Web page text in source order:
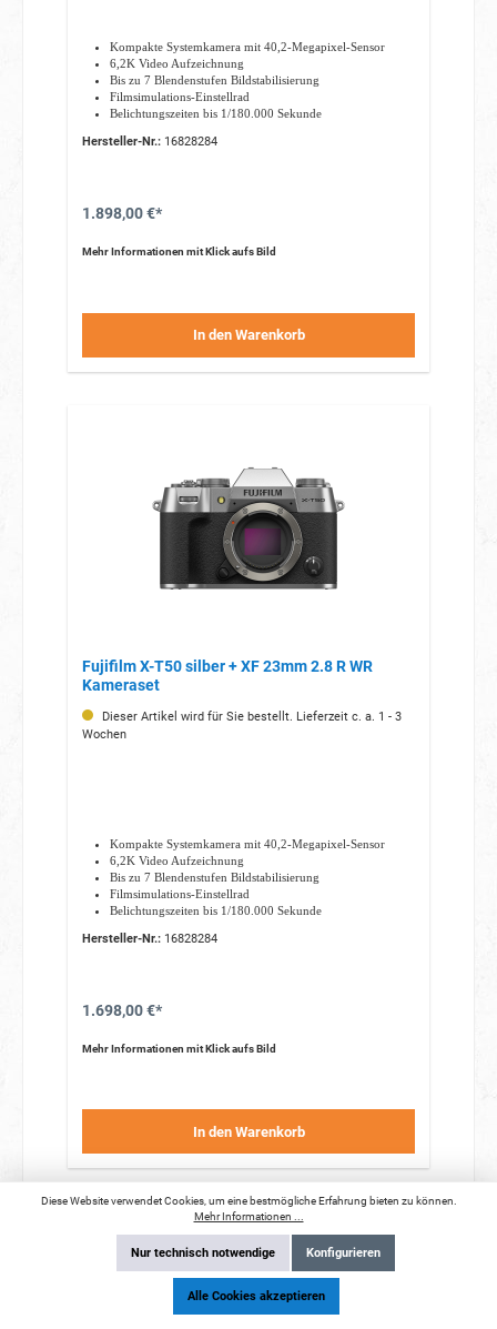
Kompakte Systemkamera mit 40,2-Megapixel-Sensor
6,2K Video Aufzeichnung
Bis zu 7 Blendenstufen Bildstabilisierung
Filmsimulations-Einstellrad
Belichtungszeiten bis 1/180.000 Sekunde
Mio.Bildpunkten
Hersteller-Nr.:16828284
1.898,00 €*
Mehr Informationen mit Klick aufs Bild
In den Warenkorb
Fujifilm X-T50 silber + XF 23mm 2.8 R WR
Kameraset
Dieser Artikel wird für Sie bestellt. Lieferzeit c. a. 1 - 3
Wochen
Kompakte Systemkamera mit 40,2-Megapixel-Sensor
6,2K Video Aufzeichnung
Bis zu 7 Blendenstufen Bildstabilisierung
Filmsimulations-Einstellrad
Belichtungszeiten bis 1/180.000 Sekunde
Mio.Bildpunkten
Hersteller-Nr.:16828284
1.698,00 €*
Mehr Informationen mit Klick aufs Bild
In den Warenkorb
Diese Website verwendet Cookies, um eine bestmögliche Erfahrung bieten zu können.
Mehr Informationen ...
Nur technisch notwendige Konfigurieren
Alle Cookies akzeptieren